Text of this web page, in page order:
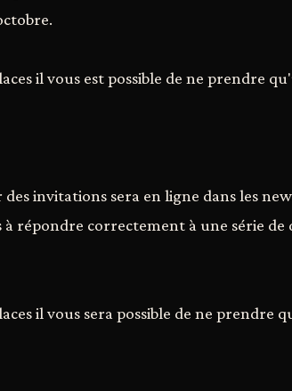
il vous est possible de ne prendre
invitations sera en ligne dans les
à répondre correctement à une série de
il vous sera possible de ne prendre